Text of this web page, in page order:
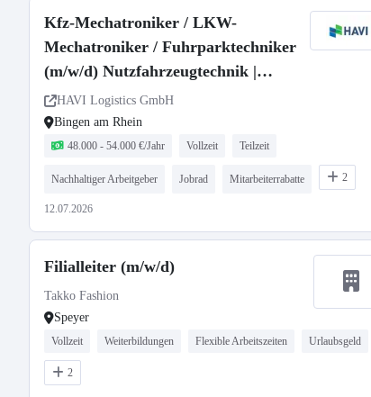
Kfz-Mechatroniker / LKW-
Mechatroniker / Fuhrparktechniker
(m/w/d) Nutzfahrzeugtechnik |
LKW-Werkstatt | Fuhrpark
HAVI Logistics GmbH
Bingen am Rhein
48.000 - 54.000 €/Jahr Vollzeit Teilzeit
Nachhaltiger Arbeitgeber Jobrad Mitarbeiterrabatte 2
12.07.2026
Filialleiter (m/w/d)
Takko Fashion
Speyer
Vollzeit Weiterbildungen Flexible Arbeitszeiten Urlaubsgeld
2